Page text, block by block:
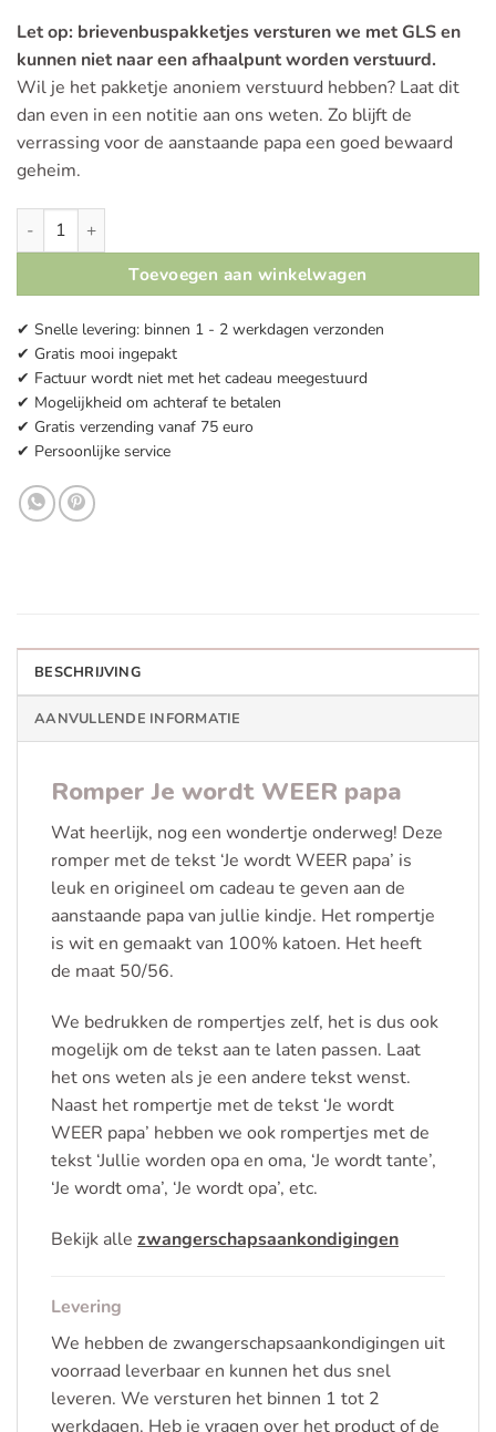
Let op: brievenbuspakketjes versturen we met GLS en
kunnen niet naar een afhaalpunt worden verstuurd.
Wil je het pakketje anoniem verstuurd hebben? Laat dit
dan even in een notitie aan ons weten. Zo blijft de
verrassing voor de aanstaande papa een goed bewaard
geheim.
Romper | Je wordt WEER papa aantal
Toevoegen aan winkelwagen
✔ Snelle levering: binnen 1 - 2 werkdagen verzonden
✔ Gratis mooi ingepakt
✔ Factuur wordt niet met het cadeau meegestuurd
✔ Mogelijkheid om achteraf te betalen
✔ Gratis verzending vanaf 75 euro
✔ Persoonlijke service
BESCHRIJVING
AANVULLENDE INFORMATIE
Romper Je wordt WEER papa
Wat heerlijk, nog een wondertje onderweg! Deze
romper met de tekst ‘Je wordt WEER papa’ is
leuk en origineel om cadeau te geven aan de
aanstaande papa van jullie kindje. Het rompertje
is wit en gemaakt van 100% katoen. Het heeft
de maat 50/56.
We bedrukken de rompertjes zelf, het is dus ook
mogelijk om de tekst aan te laten passen. Laat
het ons weten als je een andere tekst wenst.
Naast het rompertje met de tekst ‘Je wordt
WEER papa’ hebben we ook rompertjes met de
tekst ‘Jullie worden opa en oma, ‘Je wordt tante’,
‘Je wordt oma’, ‘Je wordt opa’, etc.
Bekijk alle zwangerschapsaankondigingen
Levering
We hebben de zwangerschapsaankondigingen uit
voorraad leverbaar en kunnen het dus snel
leveren. We versturen het binnen 1 tot 2
werkdagen. Heb je vragen over het product of de